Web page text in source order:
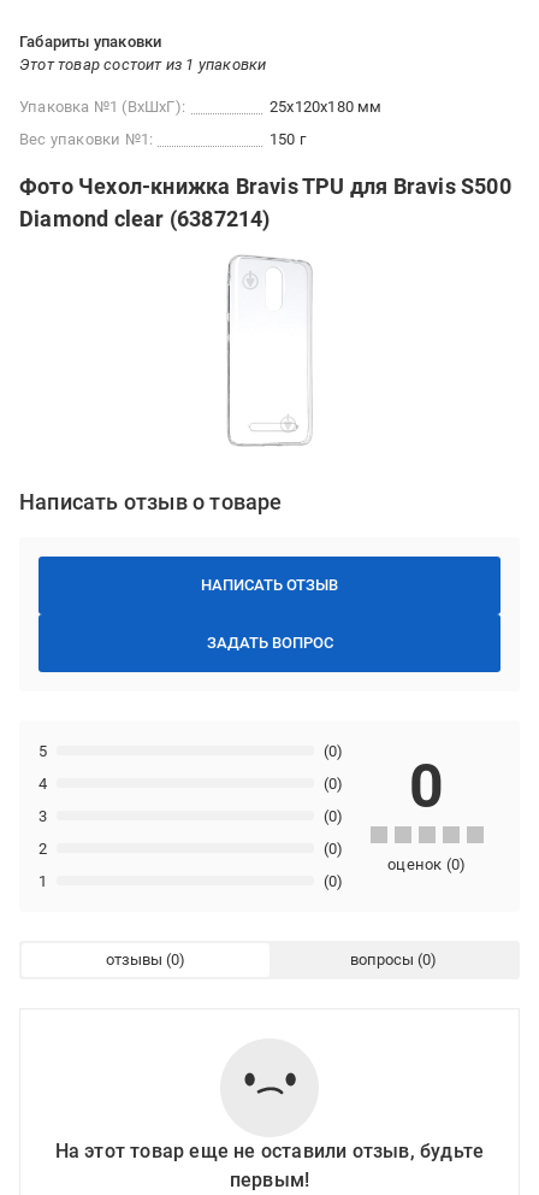
Габариты упаковки
Этот товар состоит из 1 упаковки
Упаковка №1 (ВхШхГ):
25x120x180 мм
Вес упаковки №1:
150 г
Фото Чехол-книжка Bravis TPU для Bravis S500
Diamond clear (6387214)
Написать отзыв о товаре
НАПИСАТЬ ОТЗЫВ
ЗАДАТЬ ВОПРОС
1 (0)
2 (0)
3 (0)
4 (0)
5 (0)
0
оценок (0)
отзывы вопросы
На этот товар еще не оставили отзыв, будьте
первым!